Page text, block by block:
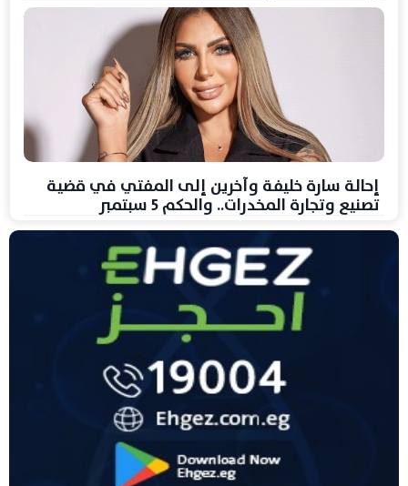
إحالة سارة خليفة وآخرين إلى المفتي في قضية
تصنيع وتجارة المخدرات.. والحكم 5 سبتمبر